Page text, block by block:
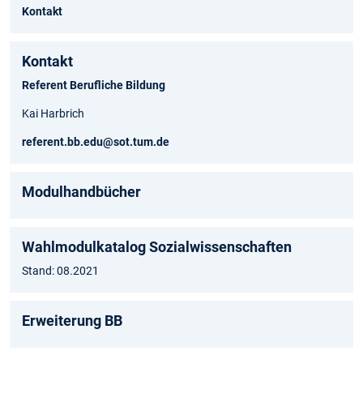
Kontakt
Kontakt
Referent Berufliche Bildung
Kai Harbrich
referent.bb.edu@sot.tum.de
Modulhandbücher
Wahlmodulkatalog Sozialwissenschaften
Stand: 08.2021
Erweiterung BB